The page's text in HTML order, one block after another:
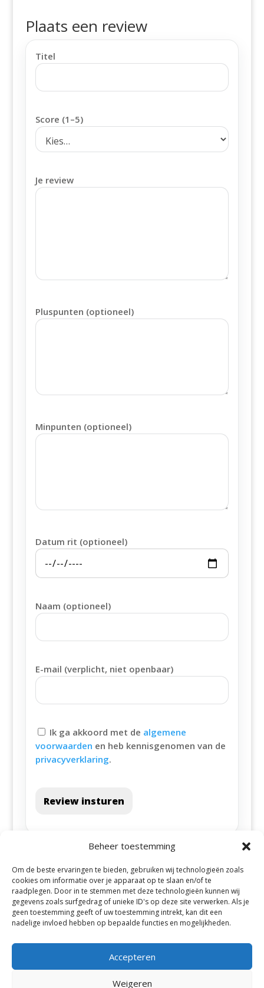
Beheer toestemming
Om de beste ervaringen te bieden, gebruiken wij technologieën zoals
cookies om informatie over je apparaat op te slaan en/of te
raadplegen. Door in te stemmen met deze technologieën kunnen wij
gegevens zoals surfgedrag of unieke ID's op deze site verwerken. Als je
geen toestemming geeft of uw toestemming intrekt, kan dit een
nadelige invloed hebben op bepaalde functies en mogelijkheden.
Accepteren
Weigeren
Plaats een review
Titel
Score (1–5)
Je review
Pluspunten (optioneel)
Minpunten (optioneel)
Datum rit (optioneel)
Naam (optioneel)
E-mail (verplicht, niet openbaar)
Ik ga akkoord met de algemene
voorwaarden en heb kennisgenomen van de
privacyverklaring.
Review insturen
Alle steden